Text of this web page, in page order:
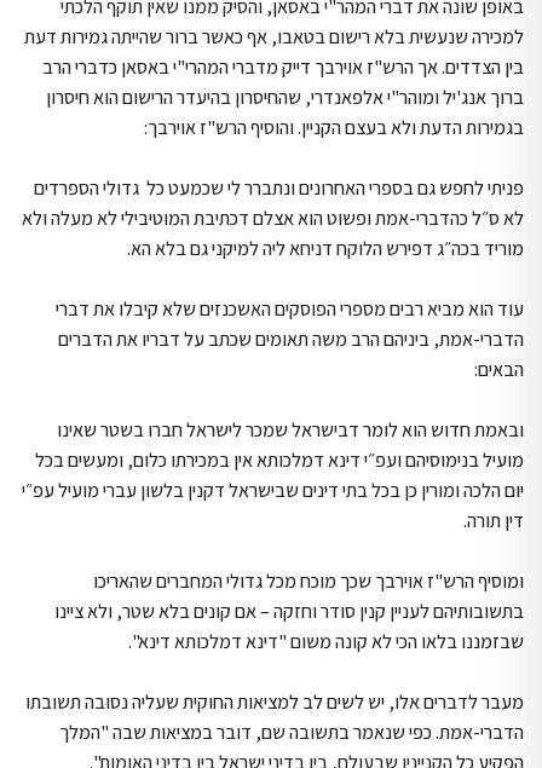
באופן שונה את דברי המהר"י באסאן, והסיק ממנו שאין תוקף הלכתי
למכירה שנעשית בלא רישום בטאבו, אף כאשר ברור שהייתה גמירות דעת
בין הצדדים. אך הרש"ז אוירבך דייק מדברי המהרי"י באסאן כדברי הרב
ברוך אנג'יל ומוהר"י אלפאנדרי, שהחיסרון בהיעדר הרישום הוא חיסרון
בגמירות הדעת ולא בעצם הקניין. והוסיף הרש"ז אוירבך:
פניתי לחפש גם בספרי האחרונים ונתברר לי שכמעט כל גדולי הספרדים
לא ס״ל כהדברי-אמת ופשוט הוא אצלם דכתיבת המוטיבילי לא מעלה ולא
מוריד בכה״ג דפירש הלוקח דניחא ליה למיקני גם בלא הא.
עוד הוא מביא רבים מספרי הפוסקים האשכנזים שלא קיבלו את דברי
הדברי-אמת, ביניהם הרב משה תאומים שכתב על דבריו את הדברים
הבאים:
ובאמת חדוש הוא לומר דבישראל שמכר לישראל חברו בשטר שאינו
מועיל בנימוסיהם ועפ״י דינא דמלכותא אין במכירתו כלום, ומעשים בכל
יום הלכה ומורין כן בכל בתי דינים שבישראל דקנין בלשון עברי מועיל עפ״י
דין תורה.
ומוסיף הרש"ז אוירבך שכך מוכח מכל גדולי המחברים שהאריכו
בתשובותיהם לעניין קנין סודר וחזקה – אם קונים בלא שטר, ולא ציינו
שבזמננו בלאו הכי לא קונה משום "דינא דמלכותא דינא".
מעבר לדברים אלו, יש לשים לב למציאות החוקית שעליה נסובה תשובתו
הדברי-אמת. כפי שנאמר בתשובה שם, דובר במציאות שבה "המלך
הפקיע כל הקניינין שבעולם, בין בדיני ישראל בין בדיני האומות".